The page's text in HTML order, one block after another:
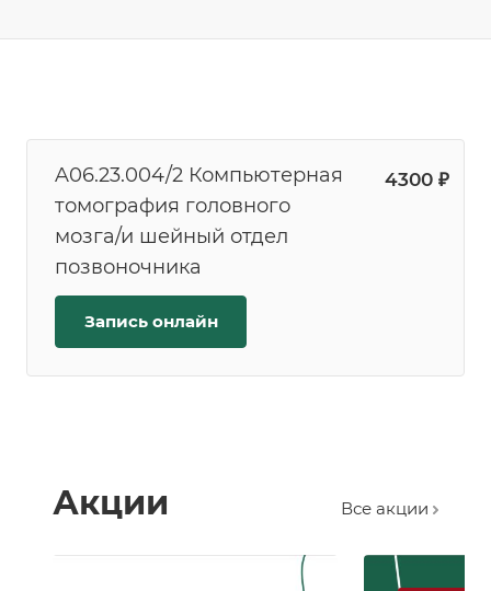
A06.23.004/2 Компьютерная
томография головного
мозга/и шейный отдел
позвоночника
4300 ₽
Запись онлайн
Акции Все акции